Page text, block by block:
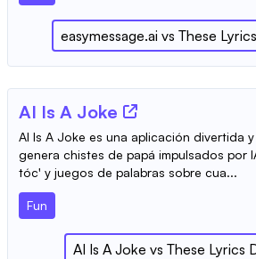
easymessage.ai vs These
AI Is A Joke
AI Is A Joke es una aplicación divertida
genera chistes de papá impulsados por
tóc' y juegos de palabras sobre cua...
Fun
AI Is A Joke vs These Lyrics